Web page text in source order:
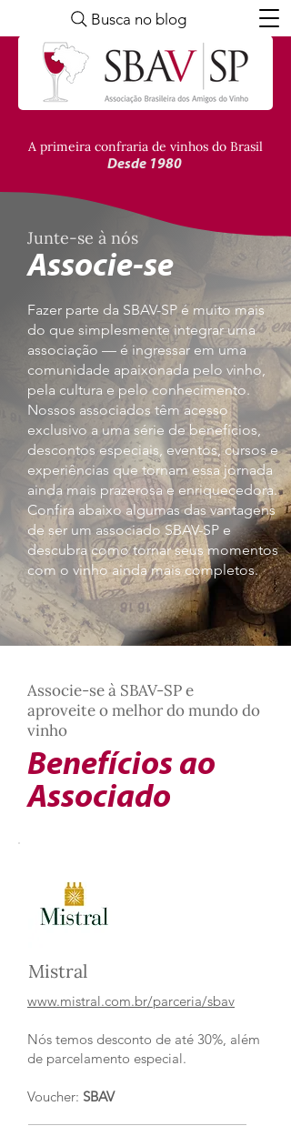
A primeira confraria de vinhos do Brasil
Desde 1980
Busca no blog
Junte-se à nós
Associe-se
Fazer parte da SBAV-SP é muito mais
do que simplesmente integrar uma
associação — é ingressar em uma
comunidade apaixonada pelo vinho,
pela cultura e pelo conhecimento.
Nossos associados têm acesso
exclusivo a uma série de benefícios,
descontos especiais, eventos, cursos e
experiências que tornam essa jornada
ainda mais prazerosa e enriquecedora.
Confira abaixo algumas das vantagens
de ser um associado SBAV-SP e
descubra como tornar seus momentos
com o vinho ainda mais completos.
Associe-se à SBAV-SP e
aproveite o melhor do mundo do
vinho
Benefícios ao
Associado
Mistral
www.mistral.com.br/parceria/sbav
Nós temos desconto de até 30%, além
de parcelamento especial.
Voucher: SBAV